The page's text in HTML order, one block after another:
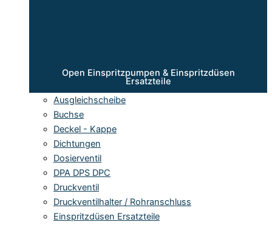
Open Einspritzpumpen & Einspritzdüsen
Ersatzteile
Ausgleichscheibe
Buchse
Deckel - Kappe
Dichtungen
Dosierventil
DPA DPS DPC
Druckventil
Druckventilhalter / Rohranschluss
Einspritzdüsen Ersatzteile